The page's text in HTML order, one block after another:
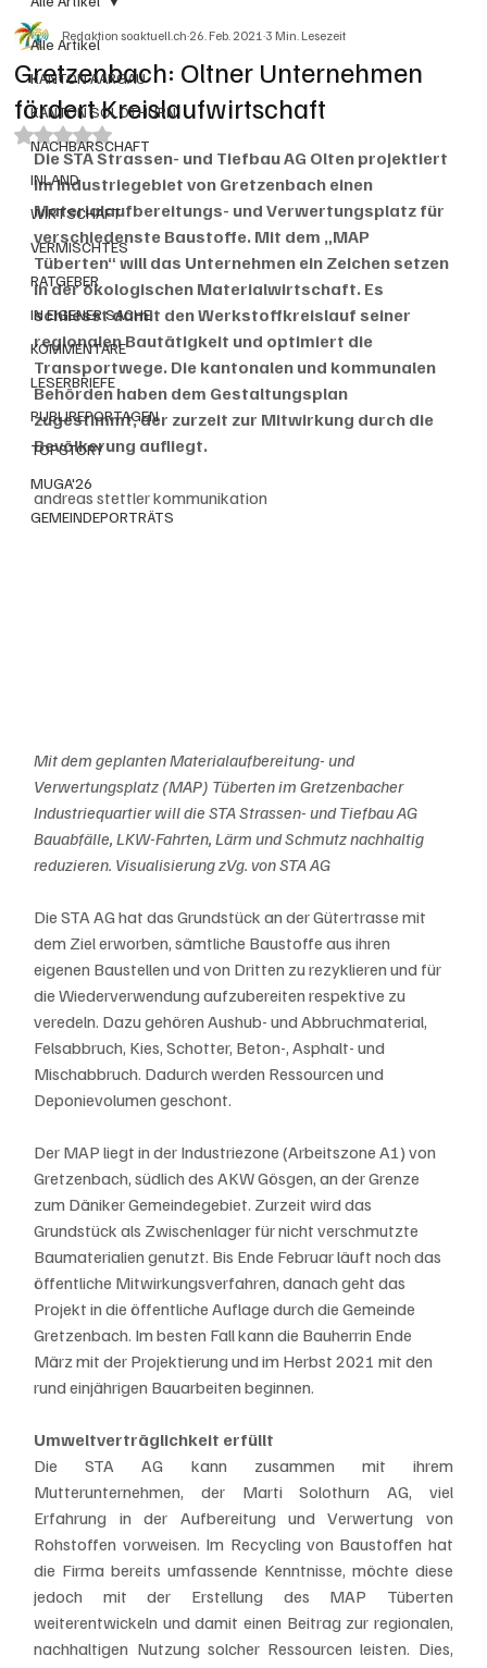
Alle Artikel
KANTON AARGAU
KANTON SOLOTHURN
NACHBARSCHAFT
INLAND
WIRTSCHAFT
VERMISCHTES
RATGEBER
IN EIGENER SACHE
KOMMENTARE
LESERBRIEFE
PUBLIREPORTAGEN
TOPSTORY
MUGA'26
GEMEINDEPORTRÄTS
Gretzenbach: Oltner Unternehmen
fördert Kreislaufwirtschaft
Redaktion soaktuell.ch26. Feb. 20213 Min. Lesezeit
Mit NaN von 5 Sternen bewertet.
Die STA Strassen- und Tiefbau AG Olten projektiert
im Industriegebiet von Gretzenbach einen
Materialaufbereitungs- und Verwertungsplatz für
verschiedenste Baustoffe. Mit dem „MAP
Tüberten“ will das Unternehmen ein Zeichen setzen
in der ökologischen Materialwirtschaft. Es
schliesst damit den Werkstoffkreislauf seiner
regionalen Bautätigkeit und optimiert die
Transportwege. Die kantonalen und kommunalen
Behörden haben dem Gestaltungsplan
zugestimmt, der zurzeit zur Mitwirkung durch die
Bevölkerung aufliegt.
andreas stettler kommunikation
Mit dem geplanten Materialaufbereitung- und
Verwertungsplatz (MAP) Tüberten im Gretzenbacher
Industriequartier will die STA Strassen- und Tiefbau AG
Bauabfälle, LKW-Fahrten, Lärm und Schmutz nachhaltig
reduzieren. Visualisierung zVg. von STA AG
Die STA AG hat das Grundstück an der Gütertrasse mit
dem Ziel erworben, sämtliche Baustoffe aus ihren
eigenen Baustellen und von Dritten zu rezyklieren und für
die Wiederverwendung aufzubereiten respektive zu
veredeln. Dazu gehören Aushub- und Abbruchmaterial,
Felsabbruch, Kies, Schotter, Beton-, Asphalt- und
Mischabbruch. Dadurch werden Ressourcen und
Deponievolumen geschont.
Der MAP liegt in der Industriezone (Arbeitszone A1) von
Gretzenbach, südlich des AKW Gösgen, an der Grenze
zum Däniker Gemeindegebiet. Zurzeit wird das
Grundstück als Zwischenlager für nicht verschmutzte
Baumaterialien genutzt. Bis Ende Februar läuft noch das
öffentliche Mitwirkungsverfahren, danach geht das
Projekt in die öffentliche Auflage durch die Gemeinde
Gretzenbach. Im besten Fall kann die Bauherrin Ende
März mit der Projektierung und im Herbst 2021 mit den
rund einjährigen Bauarbeiten beginnen.
Umweltverträglichkeit erfüllt
Die STA AG kann zusammen mit ihrem
Mutterunternehmen, der Marti Solothurn AG, viel
Erfahrung in der Aufbereitung und Verwertung von
Rohstoffen vorweisen. Im Recycling von Baustoffen hat
die Firma bereits umfassende Kenntnisse, möchte diese
jedoch mit der Erstellung des MAP Tüberten
weiterentwickeln und damit einen Beitrag zur regionalen,
nachhaltigen Nutzung solcher Ressourcen leisten. Dies,